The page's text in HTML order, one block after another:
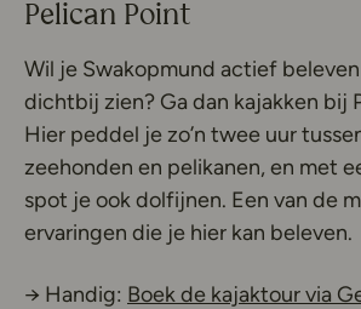
Pelican Point
Wil je Swakopmund actief
dichtbij zien? Ga dan kajakken bij
Hier peddel je zo’n twee uur
zeehonden en pelikanen, en met
spot je ook dolfijnen. Een van de
ervaringen die je hier kan beleven.
→ Handig: Boek de kajaktour via